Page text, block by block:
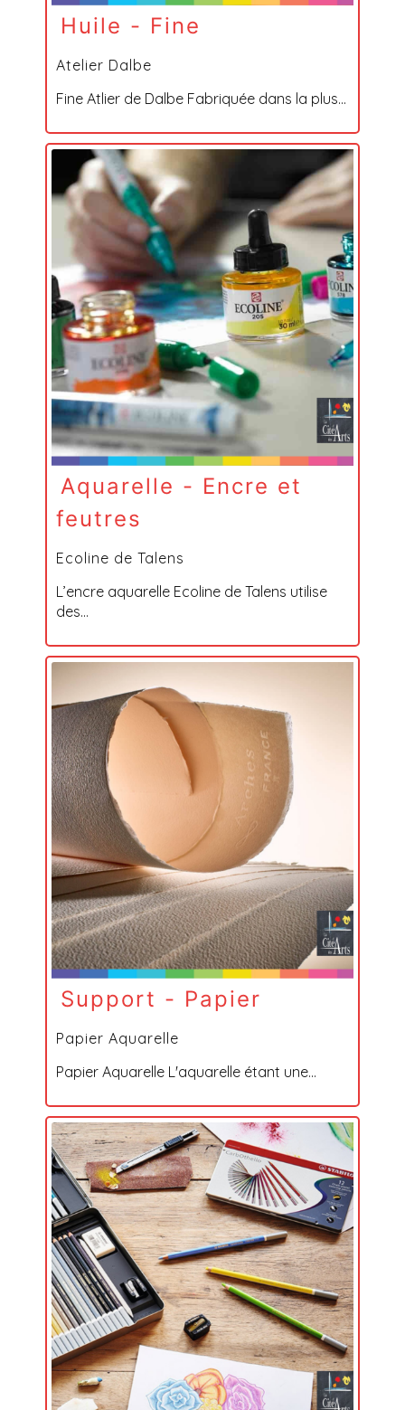
Huile - Fine
Atelier Dalbe
Fine Atlier de Dalbe Fabriquée dans la plus...
Aquarelle - Encre et
feutres
Ecoline de Talens
L’encre aquarelle Ecoline de Talens utilise
des...
Support - Papier
Papier Aquarelle
Papier Aquarelle L'aquarelle étant une...